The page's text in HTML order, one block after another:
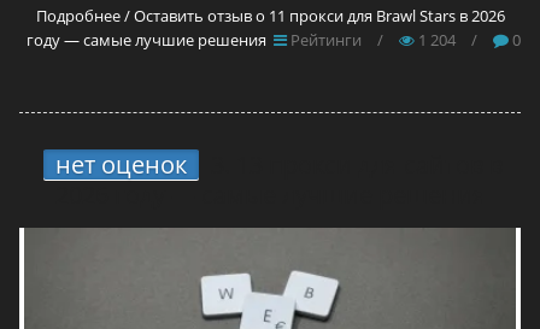
Подробнее / Оставить отзыв о 11 прокси для Brawl Stars в 2026
году — самые лучшие решения
Рейтинги / 1 204 / 0
нет оценок